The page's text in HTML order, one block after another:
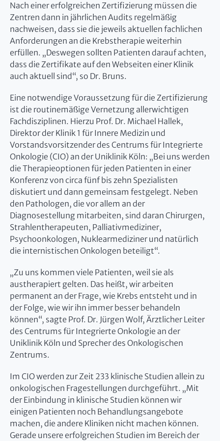
Nach einer erfolgreichen Zertifizierung müssen die
Zentren dann in jährlichen Audits regelmäßig
nachweisen, dass sie die jeweils aktuellen fachlichen
Anforderungen an die Krebstherapie weiterhin
erfüllen. „Deswegen sollten Patienten darauf achten,
dass die Zertifikate auf den Webseiten einer Klinik
auch aktuell sind“, so Dr. Bruns.
Eine notwendige Voraussetzung für die Zertifizierung
ist die routinemäßige Vernetzung allerwichtigen
Fachdisziplinen. Hierzu Prof. Dr. Michael Hallek,
Direktor der Klinik 1 für Innere Medizin und
Vorstandsvorsitzender des Centrums für Integrierte
Onkologie (CIO) an der Uniklinik Köln: „Bei uns werden
die Therapieoptionen für jeden Patienten in einer
Konferenz von circa fünf bis zehn Spezialisten
diskutiert und dann gemeinsam festgelegt. Neben
den Pathologen, die vor allem an der
Diagnosestellung mitarbeiten, sind daran Chirurgen,
Strahlentherapeuten, Palliativmediziner,
Psychoonkologen, Nuklearmediziner und natürlich
die internistischen Onkologen beteiligt“.
„Zu uns kommen viele Patienten, weil sie als
austherapiert gelten. Das heißt, wir arbeiten
permanent an der Frage, wie Krebs entsteht und in
der Folge, wie wir ihn immer besser behandeln
können“, sagte Prof. Dr. Jürgen Wolf, Ärztlicher Leiter
des Centrums für Integrierte Onkologie an der
Uniklinik Köln und Sprecher des Onkologischen
Zentrums.
Im CIO werden zur Zeit 233 klinische Studien allein zu
onkologischen Fragestellungen durchgeführt. „Mit
der Einbindung in klinische Studien können wir
einigen Patienten noch Behandlungsangebote
machen, die andere Kliniken nicht machen können.
Gerade unsere erfolgreichen Studien im Bereich der